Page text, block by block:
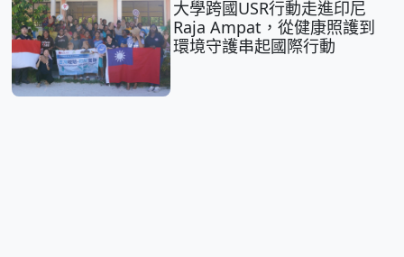
大學跨國USR行動走進印尼
Raja Ampat，從健康照護到
環境守護串起國際行動